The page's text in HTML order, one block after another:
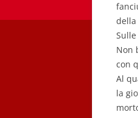
della
Non
con
Al
la